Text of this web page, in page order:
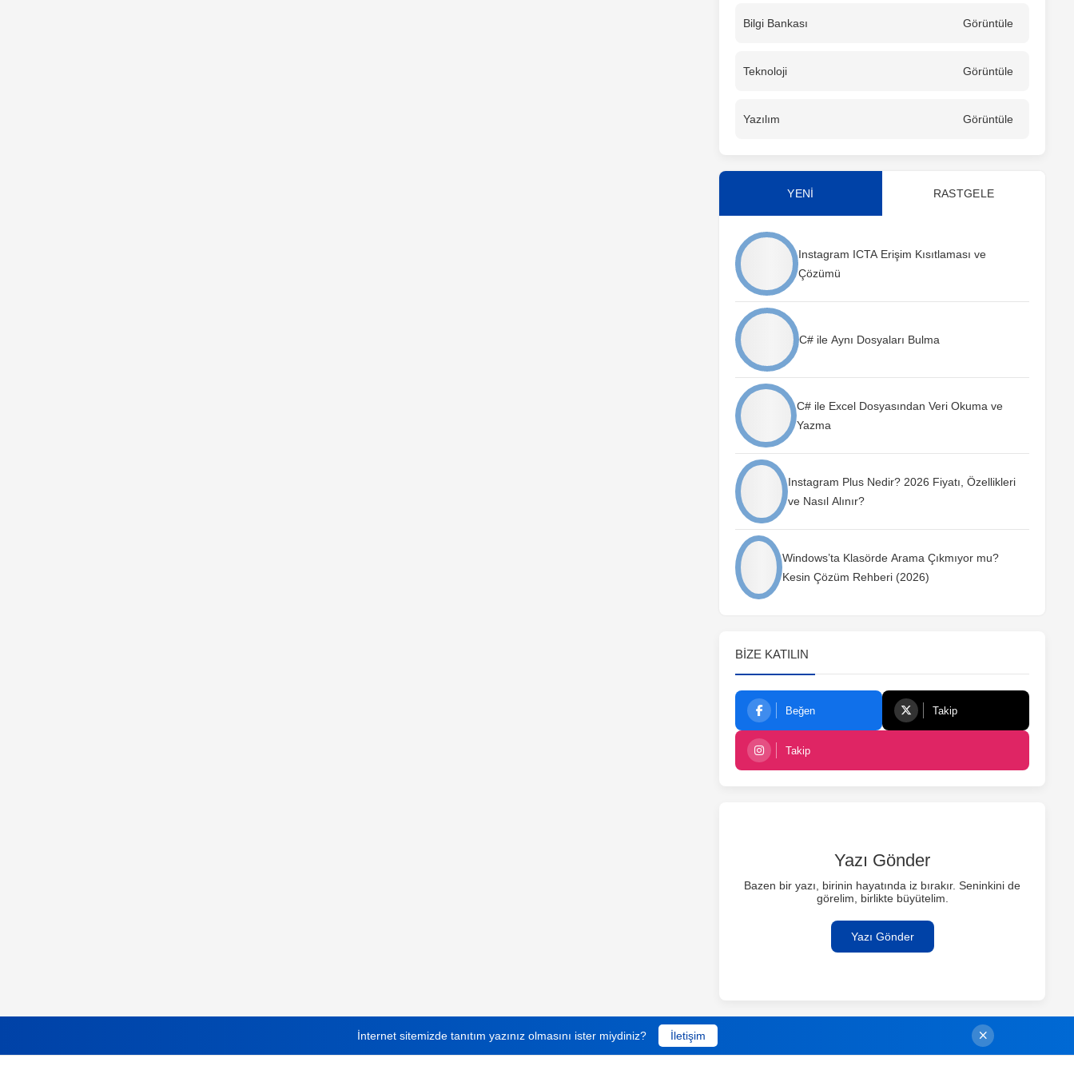
Bilgi Bankası Görüntüle
Teknoloji Görüntüle
Yazılım Görüntüle
YENİ RASTGELE
Instagram ICTA Erişim Kısıtlaması ve
Çözümü
C# ile Aynı Dosyaları Bulma
C# ile Excel Dosyasından Veri Okuma ve
Yazma
Instagram Plus Nedir? 2026 Fiyatı, Özellikleri
ve Nasıl Alınır?
Windows’ta Klasörde Arama Çıkmıyor mu?
Kesin Çözüm Rehberi (2026)
BIZE KATILIN
Beğen Takip
Takip
Yazı Gönder
Bazen bir yazı, birinin hayatında iz bırakır. Seninkini de
görelim, birlikte büyütelim.
Yazı Gönder
İnternet sitemizde tanıtım yazınız olmasını ister miydiniz? İletişim